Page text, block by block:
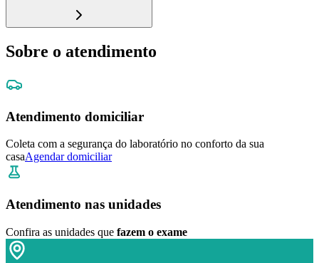
Sobre o atendimento
Atendimento domiciliar
Coleta com a segurança do laboratório no conforto da sua
casaAgendar domiciliar
Atendimento nas unidades
Confira as unidades que fazem o exame